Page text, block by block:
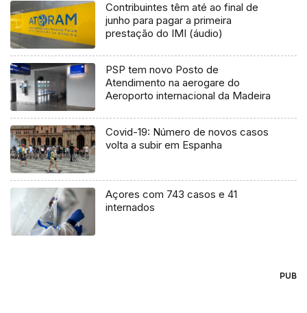
Contribuintes têm até ao final de
junho para pagar a primeira
prestação do IMI (áudio)
PSP tem novo Posto de
Atendimento na aerogare do
Aeroporto internacional da Madeira
Covid-19: Número de novos casos
volta a subir em Espanha
Açores com 743 casos e 41
internados
PUB